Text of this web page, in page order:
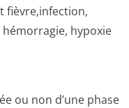
fièvre,infection,
hypoxie
ou non d’une phase